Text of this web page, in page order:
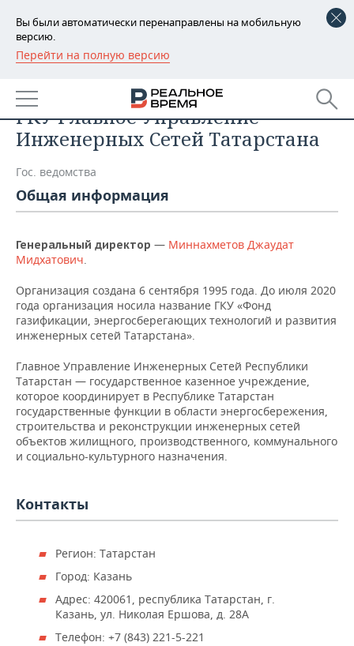
Вы были автоматически перенаправлены на мобильную
версию.
Перейти на полную версию
РЕГИОНЫ
БАШКОРТОСТАН
ТАТАРСТАН
УДМУРТИЯ
НОВОСТИ
АНАЛИТИКА
НОВОСТИ АНАЛИТИКИ
ДЕКЛАРАЦИИ О ДОХОДАХ
КОРОЛИ ГОСЗАКАЗА ПФО
КОМУ ПРИНАДЛЕЖАТ
ТОРГОВЫЕ ЦЕНТРЫ
ТАТАРСТАНА
ЭКОНОМИКА
НОВОСТИ ЭКОНОМИКИ
ФИНАНСЫ
БЮДЖЕТ
ИНВЕСТИЦИИ
ПРОМЫШЛЕННОСТЬ
НОВОСТИ
ПРОМЫШЛЕННОСТИ
АГРОПРОМ
МАШИНОСТРОЕНИЕ
НЕФТЕХИМИЯ
НЕФТЬ
ОПК
ЭНЕРГЕТИКА
НЕДВИЖИМОСТЬ
НОВОСТИ АВТО
БИЗНЕС
НОВОСТИ БИЗНЕСА
РОЗНИЧНАЯ ТОРГОВЛЯ
ТРАНСПОРТ
УСЛУГИ
НОВОСТИ ТЕХНОЛОГИЙ
IT
МЕДИА
МЕРОПРИЯТИЯ
НОВОСТИ МЕРОПРИЯТИЙ
ВЫЕЗДНАЯ РЕДАКЦИЯ
ОТКРЫТАЯ ЛЕКЦИЯ
СПОРТ
НОВОСТИ СПОРТА
ВОЛЕЙБОЛ
КИБЕРСПОРТ
ОБЩЕСТВО
ИНФРАСТРУКТУРА
ИСТОРИЯ
КУЛЬТУРА
СПИСОК ПЕРСОН
СПИСОК КОМПАНИЙ
ПОЛНАЯ ВЕРСИЯ
ГКУ Главное Управление
Инженерных Сетей Татарстана
Гос. ведомства
Общая информация
Генеральный директор — Миннахметов Джаудат
Мидхатович.
Организация создана 6 сентября 1995 года. До июля 2020
года организация носила название ГКУ «Фонд
газификации, энергосберегающих технологий и развития
инженерных сетей Татарстана».
Главное Управление Инженерных Сетей Республики
Татарстан — государственное казенное учреждение,
которое координирует в Республике Татарстан
государственные функции в области энергосбережения,
строительства и реконструкции инженерных сетей
объектов жилищного, производственного, коммунального
и социально-культурного назначения.
Контакты
Регион: Татарстан
Город: Казань
Адрес: 420061, республика Татарстан, г.
Казань, ул. Николая Ершова, д. 28А
Телефон: +7 (843) 221-5-221